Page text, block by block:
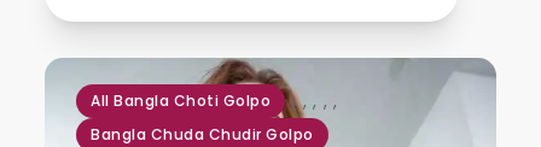
All Bangla Choti Golpo ,
Bangla Chuda Chudir Golpo
,, ,,